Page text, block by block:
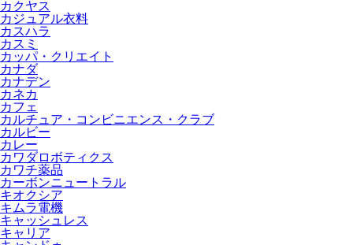
カクヤス
カジュアル衣料
カスハラ
カスミ
カッパ・クリエイト
カナダ
カナデン
カネカ
カフェ
カルチュア・コンビニエンス・クラブ
カルビー
カレー
カワダロボティクス
カワチ薬品
カーボンニュートラル
キオクシア
キムラ電機
キャッシュレス
キャリア